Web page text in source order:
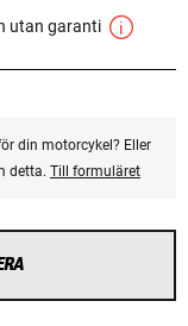
utan garanti
din motorcykel? Eller
detta. Till formuläret